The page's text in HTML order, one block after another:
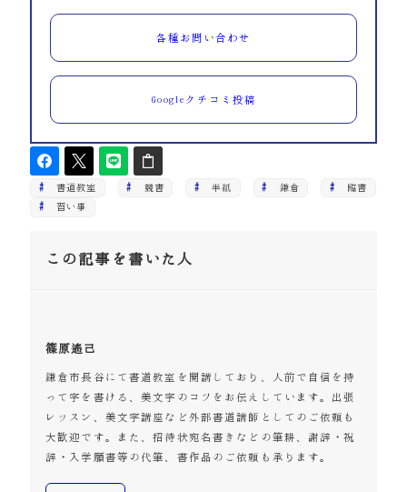
各種お問い合わせ
Googleクチコミ投稿
書道教室 競書 半紙 鎌倉 臨書
習い事
この記事を書いた人
篠原遙己
鎌倉市長谷にて書道教室を開講しており、人前で自信を持
って字を書ける、美文字のコツをお伝えしています。出張
レッスン、美文字講座など外部書道講師としてのご依頼も
大歓迎です。また、招待状宛名書きなどの筆耕、謝辞・祝
辞・入学願書等の代筆、書作品のご依頼も承ります。